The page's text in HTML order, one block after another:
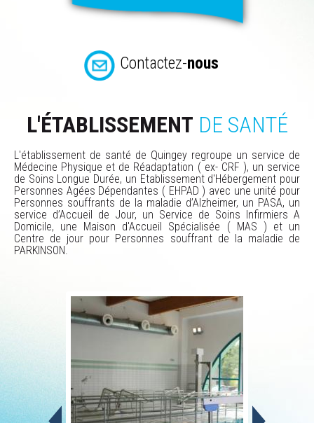
Contactez-nous
L'ÉTABLISSEMENT DE SANTÉ
L'établissement de santé de Quingey regroupe un service de
Médecine Physique et de Réadaptation ( ex- CRF ), un service
de Soins Longue Durée, un Etablissement d'Hébergement pour
Personnes Agées Dépendantes ( EHPAD ) avec une unité pour
Personnes souffrants de la maladie d’Alzheimer, un PASA, un
service d’Accueil de Jour, un Service de Soins Infirmiers A
Domicile, une Maison d'Accueil Spécialisée ( MAS ) et un
Centre de jour pour Personnes souffrant de la maladie de
PARKINSON.